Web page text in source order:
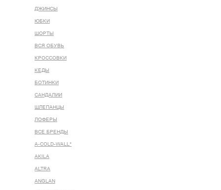
ДЖИНСЫ
ЮБКИ
ШОРТЫ
ВСЯ ОБУВЬ
КРОССОВКИ
КЕДЫ
БОТИНКИ
САНДАЛИИ
ШЛЕПАНЦЫ
ЛОФЕРЫ
ВСЕ БРЕНДЫ
A-COLD-WALL*
AKILA
ALTRA
ANGLAN